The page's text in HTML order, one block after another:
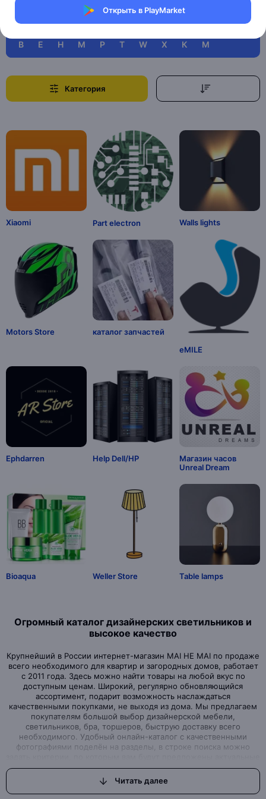
Открыть в PlayMarket
B E H M P T W X К М
Категория
Xiaomi Part electron Walls lights
Motors Store
каталог запчастей
eMILE
Ephdarren Help Dell/HP
Магазин часов
Unreal Dream
Bioaqua Weller Store Table lamps
Огромный каталог дизайнерских светильников и
высокое качество
Крупнейший в России интернет-магазин MAI HE MAI по продаже
всего необходимого для квартир и загородных домов, работает
с 2011 года. Здесь можно найти товары на любой вкус по
доступным ценам. Широкий, регулярно обновляющийся
ассортимент, подарит возможность наслаждаться
качественными покупками, не выходя из дома. Мы предлагаем
покупателям большой выбор дизайнерской мебели,
светильников, бра, торшеров, быструю доставку всего
необходимого. Удобный онлайн-каталог с качественными
фотографиями поделён на разделы, в строке поиска можно
варианты товаров нашего магазина.Интернет-магазин, где вы
можете найти всё, что ищете
Вы задумали начать ремонт или просто обновить дизайн
Читать далее